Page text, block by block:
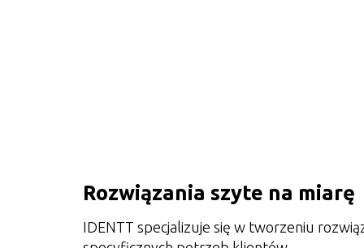
Rozwiązania szyte na miarę
IDENTT specjalizuje się w tworzeniu